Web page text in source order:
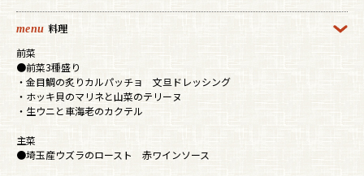
menu 料理
前菜
●前菜3種盛り
・金目鯛の炙りカルパッチョ 文旦ドレッシング
・ホッキ貝のマリネと山菜のテリーヌ
・生ウニと車海老のカクテル
主菜
●埼玉産ウズラのロースト 赤ワインソース